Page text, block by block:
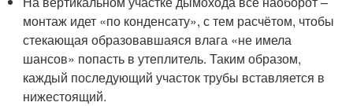
монтаж идет «по конденсату», с тем расчётом, чтобы
стекающая образовавшаяся влага «не имела
шансов» попасть в утеплитель. Таким образом,
каждый последующий участок трубы вставляется в
нижестоящий.